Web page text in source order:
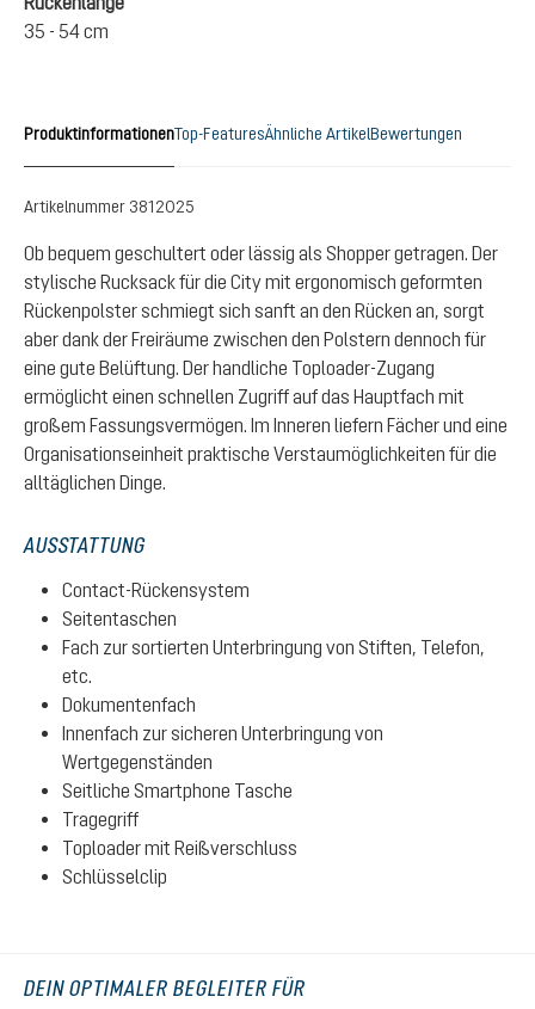
35 - 54 cm
ProduktinformationenTop-FeaturesÄhnliche ArtikelBewertungen
Artikelnummer 3812025
Ob bequem geschultert oder lässig als Shopper getragen. Der
stylische Rucksack für die City mit ergonomisch geformten
Rückenpolster schmiegt sich sanft an den Rücken an, sorgt
aber dank der Freiräume zwischen den Polstern dennoch für
eine gute Belüftung. Der handliche Toploader-Zugang
ermöglicht einen schnellen Zugriff auf das Hauptfach mit
großem Fassungsvermögen. Im Inneren liefern Fächer und eine
Organisationseinheit praktische Verstaumöglichkeiten für die
alltäglichen Dinge.
AUSSTATTUNG
Contact-Rückensystem
Seitentaschen
Fach zur sortierten Unterbringung von Stiften, Telefon,
etc.
Dokumentenfach
Innenfach zur sicheren Unterbringung von
Wertgegenständen
Seitliche Smartphone Tasche
Tragegriff
Toploader mit Reißverschluss
Schlüsselclip
DEIN OPTIMALER BEGLEITER FÜR